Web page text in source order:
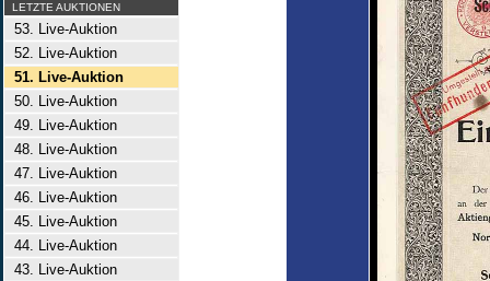
LETZTE AUKTIONEN
53. Live-Auktion
52. Live-Auktion
51. Live-Auktion
50. Live-Auktion
49. Live-Auktion
48. Live-Auktion
47. Live-Auktion
46. Live-Auktion
45. Live-Auktion
44. Live-Auktion
43. Live-Auktion